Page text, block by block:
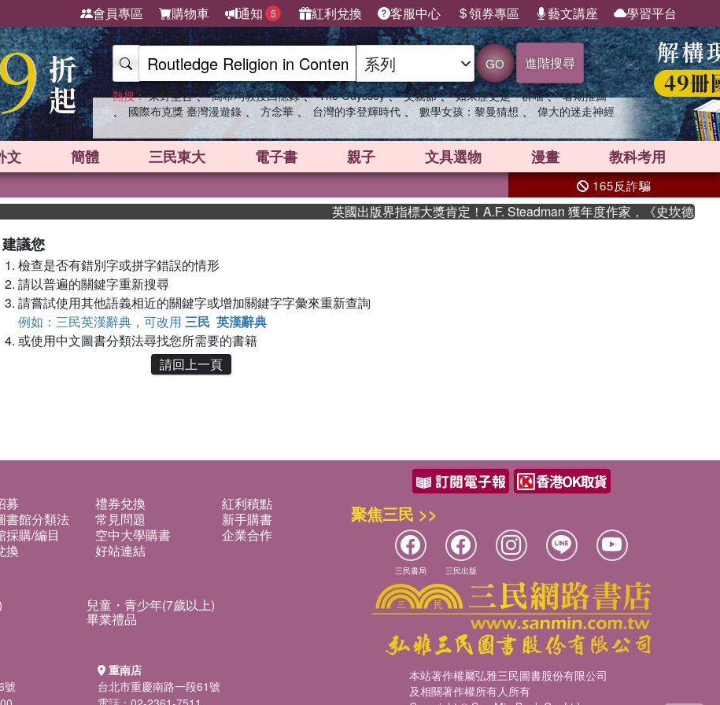
會員專區 購物車 通知 5 紅利兌換 客服中心 領券專區 藝文講座 學習平台
GO 進階搜尋
熱搜： 東野圭吾 、 高希均教授回憶錄 、 The Odyssey 、 父親節 、 如果歷史是一群喵 、 暑期推薦
、 國際布克獎 臺灣漫遊錄 、 方念華 、 台灣的李登輝時代 、 數學女孩：黎曼猜想 、 偉大的迷走神經
文 簡體 三民東大 電子書 親子 文具選物 漫畫 教科考用
165反詐騙
英國出版界指標大獎肯定！A.F. Steadman 獲年度作家，《史坎德》系
建議您
檢查是否有錯別字或拼字錯誤的情形
請以普遍的關鍵字重新搜尋
請嘗試使用其他語義相近的關鍵字或增加關鍵字字彙來重新查詢
例如：三民英漢辭典，可改用 三民 英漢辭典
或使用中文圖書分類法尋找您所需要的書籍
請回上一頁
募 禮券兌換
紅利積點
書館分類法 常見問題
新手購書
採購/編目 空中大學購書
企業合作
換 好站連結
兒童・青少年(7歲以上)
畢業禮品
號
重南店
台北市重慶南路一段61號
聚焦三民 >>
三民書局 三民出版
本站著作權屬弘雅三民圖書股份有限公司
及相關著作權所有人所有